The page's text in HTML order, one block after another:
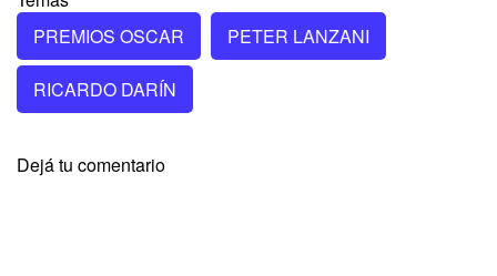
PREMIOS OSCAR
PETER LANZANI
RICARDO DARÍN
Dejá tu comentario